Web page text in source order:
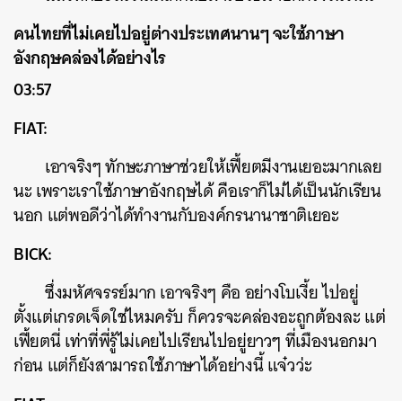
คนไทยที่ไม่เคยไปอยู่ต่างประเทศนานๆ จะใช้ภาษา
อังกฤษคล่องได้อย่างไร
03:57
FIAT:
เอาจริงๆ ทักษะภาษาช่วยให้เฟี้ยตมีงานเยอะมากเลย
นะ เพราะเราใช้ภาษาอังกฤษได้ คือเราก็ไม่ได้เป็นนักเรียน
นอก แต่พอดีว่าได้ทำงานกับองค์กรนานาชาติเยอะ
BICK:
ซึ่งมหัศจรรย์มาก เอาจริงๆ คือ อย่างโบเงี้ย ไปอยู่
ตั้งแต่เกรดเจ็ดใช่ไหมครับ ก็ควรจะคล่องอะถูกต้องละ แต่
เฟี้ยตนี่ เท่าที่พี่รู้ไม่เคยไปเรียนไปอยู่ยาวๆ ที่เมืองนอกมา
ก่อน แต่ก็ยังสามารถใช้ภาษาได้อย่างนี้ แจ๋วว่ะ